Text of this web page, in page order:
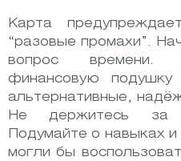
Карта
“разовые промахи”.
вопрос времени.
финансовую
альтернативные,
Не держитесь за
Подумайте о навыках
могли бы